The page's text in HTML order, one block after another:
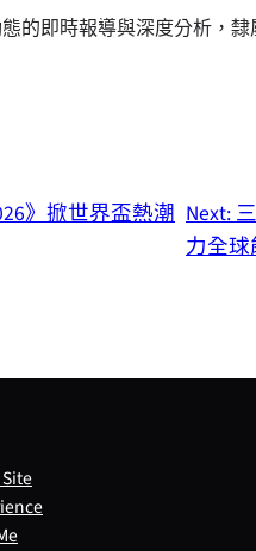
的即時報導與深度分析，
》掀世界盃熱潮 Next:
力全